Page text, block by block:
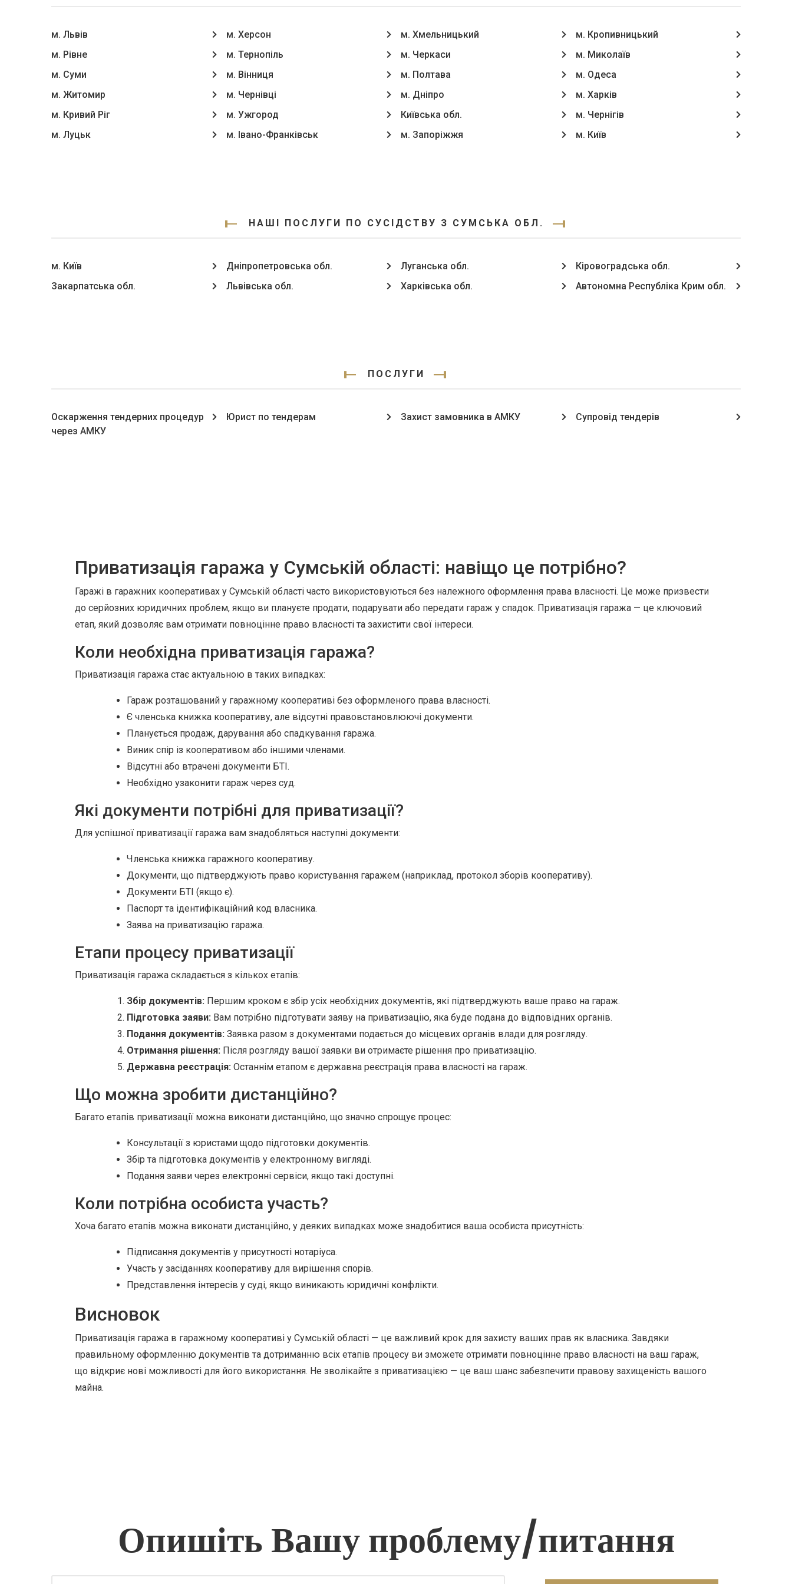
м. Львів
м. Рівне
м. Суми
м. Житомир
м. Кривий Ріг
м. Луцьк
м. Херсон
м. Тернопіль
м. Вінниця
м. Чернівці
м. Ужгород
м. Івано-Франківськ
м. Хмельницький
м. Черкаси
м. Полтава
м. Дніпро
Київська обл.
м. Запоріжжя
м. Кропивницький
м. Миколаїв
м. Одеса
м. Харків
м. Чернігів
м. Київ
НАШІ ПОСЛУГИ ПО СУСІДСТВУ З СУМСЬКА ОБЛ.
м. Київ
Закарпатська обл.
Дніпропетровська обл.
Львівська обл.
Луганська обл.
Харківська обл.
Кіровоградська обл.
Автономна Республіка Крим обл.
ПОСЛУГИ
Оскарження тендерних процедур
через АМКУ
Юрист по тендерам Захист замовника в АМКУ Супровід тендерів
Приватизація гаража у Сумській області: навіщо це потрібно?
Гаражі в гаражних кооперативах у Сумській області часто використовуються без належного оформлення права власності. Це може призвести
до серйозних юридичних проблем, якщо ви плануєте продати, подарувати або передати гараж у спадок. Приватизація гаража — це ключовий
етап, який дозволяє вам отримати повноцінне право власності та захистити свої інтереси.
Коли необхідна приватизація гаража?
Приватизація гаража стає актуальною в таких випадках:
Гараж розташований у гаражному кооперативі без оформленого права власності.
Є членська книжка кооперативу, але відсутні правовстановлюючі документи.
Планується продаж, дарування або спадкування гаража.
Виник спір із кооперативом або іншими членами.
Відсутні або втрачені документи БТІ.
Необхідно узаконити гараж через суд.
Які документи потрібні для приватизації?
Для успішної приватизації гаража вам знадобляться наступні документи:
Членська книжка гаражного кооперативу.
Документи, що підтверджують право користування гаражем (наприклад, протокол зборів кооперативу).
Документи БТІ (якщо є).
Паспорт та ідентифікаційний код власника.
Заява на приватизацію гаража.
Етапи процесу приватизації
Приватизація гаража складається з кількох етапів:
Збір документів: Першим кроком є збір усіх необхідних документів, які підтверджують ваше право на гараж.
Підготовка заяви: Вам потрібно підготувати заяву на приватизацію, яка буде подана до відповідних органів.
Подання документів: Заявка разом з документами подається до місцевих органів влади для розгляду.
Отримання рішення: Після розгляду вашої заявки ви отримаєте рішення про приватизацію.
Державна реєстрація: Останнім етапом є державна реєстрація права власності на гараж.
Що можна зробити дистанційно?
Багато етапів приватизації можна виконати дистанційно, що значно спрощує процес:
Консультації з юристами щодо підготовки документів.
Збір та підготовка документів у електронному вигляді.
Подання заяви через електронні сервіси, якщо такі доступні.
Коли потрібна особиста участь?
Хоча багато етапів можна виконати дистанційно, у деяких випадках може знадобитися ваша особиста присутність:
Підписання документів у присутності нотаріуса.
Участь у засіданнях кооперативу для вирішення спорів.
Представлення інтересів у суді, якщо виникають юридичні конфлікти.
Висновок
Приватизація гаража в гаражному кооперативі у Сумській області — це важливий крок для захисту ваших прав як власника. Завдяки
правильному оформленню документів та дотриманню всіх етапів процесу ви зможете отримати повноцінне право власності на ваш гараж,
що відкриє нові можливості для його використання. Не зволікайте з приватизацією — це ваш шанс забезпечити правову захищеність вашого
майна.
Опишіть Вашу проблему/питання